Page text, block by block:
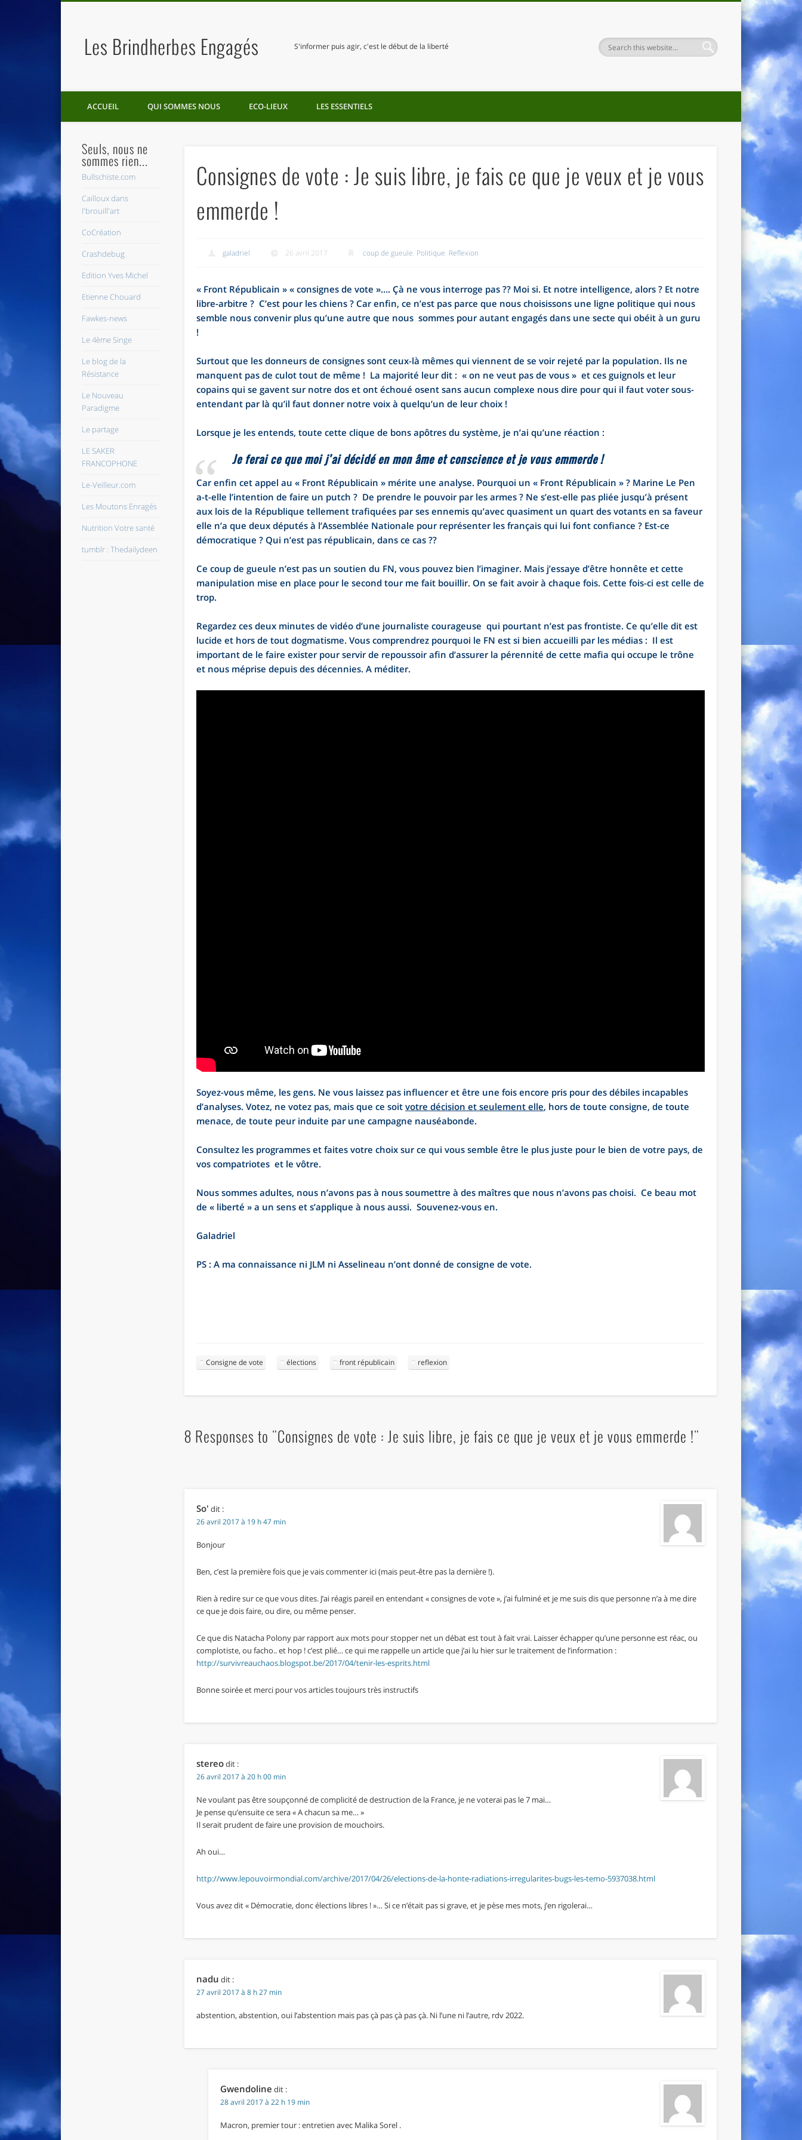
Les Brindherbes Engagés S'informer puis agir, c'est le début de la liberté
ACCUEIL QUI SOMMES NOUS ECO-LIEUX LES ESSENTIELS
Consignes de vote : Je suis libre, je fais ce que je veux et je vous
emmerde !
galadriel 26 avril 2017 coup de gueule, Politique, Reflexion
« Front Républicain » « consignes de vote »…. Çà ne vous interroge pas ?? Moi si. Et notre intelligence, alors ? Et notre
libre-arbitre ? C’est pour les chiens ? Car enfin, ce n’est pas parce que nous choisissons une ligne politique qui nous
semble nous convenir plus qu’une autre que nous sommes pour autant engagés dans une secte qui obéit à un guru
!
Surtout que les donneurs de consignes sont ceux-là mêmes qui viennent de se voir rejeté par la population. Ils ne
manquent pas de culot tout de même ! La majorité leur dit : « on ne veut pas de vous » et ces guignols et leur
copains qui se gavent sur notre dos et ont échoué osent sans aucun complexe nous dire pour qui il faut voter sous-
entendant par là qu’il faut donner notre voix à quelqu’un de leur choix !
Lorsque je les entends, toute cette clique de bons apôtres du système, je n’ai qu’une réaction :
Je ferai ce que moi j’ai décidé en mon âme et conscience et je vous emmerde !
Car enfin cet appel au « Front Républicain » mérite une analyse. Pourquoi un « Front Républicain » ? Marine Le Pen
a-t-elle l’intention de faire un putch ? De prendre le pouvoir par les armes ? Ne s’est-elle pas pliée jusqu’à présent
aux lois de la République tellement trafiquées par ses ennemis qu’avec quasiment un quart des votants en sa faveur
elle n’a que deux députés à l’Assemblée Nationale pour représenter les français qui lui font confiance ? Est-ce
démocratique ? Qui n’est pas républicain, dans ce cas ??
Ce coup de gueule n’est pas un soutien du FN, vous pouvez bien l’imaginer. Mais j’essaye d’être honnête et cette
manipulation mise en place pour le second tour me fait bouillir. On se fait avoir à chaque fois. Cette fois-ci est celle de
trop.
Regardez ces deux minutes de vidéo d’une journaliste courageuse qui pourtant n’est pas frontiste. Ce qu’elle dit est
lucide et hors de tout dogmatisme. Vous comprendrez pourquoi le FN est si bien accueilli par les médias : Il est
important de le faire exister pour servir de repoussoir afin d’assurer la pérennité de cette mafia qui occupe le trône
et nous méprise depuis des décennies. A méditer.
Soyez-vous même, les gens. Ne vous laissez pas influencer et être une fois encore pris pour des débiles incapables
d’analyses. Votez, ne votez pas, mais que ce soitvotre décision et seulement elle, hors de toute consigne, de toute
menace, de toute peur induite par une campagne nauséabonde.
Consultez les programmes et faites votre choix sur ce qui vous semble être le plus juste pour le bien de votre pays, de
vos compatriotes et le vôtre.
Nous sommes adultes, nous n’avons pas à nous soumettre à des maîtres que nous n’avons pas choisi. Ce beau mot
de « liberté » a un sens et s’applique à nous aussi. Souvenez-vous en.
Galadriel
PS : A ma connaissance ni JLM ni Asselineau n’ont donné de consigne de vote.
Consigne de vote élections front républicain reflexion
8 Responses to "Consignes de vote : Je suis libre, je fais ce que je veux et je vous emmerde !"
So' dit :
26 avril 2017 à 19 h 47 min
Bonjour
Ben, c’est la première fois que je vais commenter ici (mais peut-être pas la dernière !).
Rien à redire sur ce que vous dites. J’ai réagis pareil en entendant « consignes de vote », j’ai fulminé et je me suis dis que personne n’a à me dire
ce que je dois faire, ou dire, ou même penser.
Ce que dis Natacha Polony par rapport aux mots pour stopper net un débat est tout à fait vrai. Laisser échapper qu’une personne est réac, ou
complotiste, ou facho.. et hop ! c’est plié… ce qui me rappelle un article que j’ai lu hier sur le traitement de l’information :
http://survivreauchaos.blogspot.be/2017/04/tenir-les-esprits.html
Bonne soirée et merci pour vos articles toujours très instructifs
stereodit :
26 avril 2017 à 20 h 00 min
Ne voulant pas être soupçonné de complicité de destruction de la France, je ne voterai pas le 7 mai…
Je pense qu’ensuite ce sera « A chacun sa me… »
Il serait prudent de faire une provision de mouchoirs.
Ah oui…
http://www.lepouvoirmondial.com/archive/2017/04/26/elections-de-la-honte-radiations-irregularites-bugs-les-temo-5937038.html
Vous avez dit « Démocratie, donc élections libres ! »… Si ce n’était pas si grave, et je pèse mes mots, j’en rigolerai…
nadu dit :
27 avril 2017 à 8 h 27 min
abstention, abstention, oui l’abstention mais pas çà pas çà pas çà. Ni l’une ni l’autre, rdv 2022.
Gwendoline dit :
28 avril 2017 à 22 h 19 min
Macron, premier tour : entretien avec Malika Sorel .
Seuls, nous ne
sommes rien...
Bullschiste.com
Cailloux dans
l'brouill'art
CoCréation
Crashdebug
Edition Yves Michel
Etienne Chouard
Fawkes-news
Le 4ème Singe
Le blog de la
Résistance
Le Nouveau
Paradigme
Le partage
LE SAKER
FRANCOPHONE
Le-Veilleur.com
Les Moutons Enragés
Nutrition Votre santé
tumblr : Thedailydeen